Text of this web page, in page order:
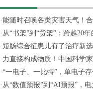
·能随时召唤各类灾害天气！
· 从“书架”到“货架”：跨越20
· 短肠综合征患儿有了治疗新
· 力直接构成物质！中国科学
·“一电子、一比特”，单电子存
· 从“数值预报”到“AI预报”，